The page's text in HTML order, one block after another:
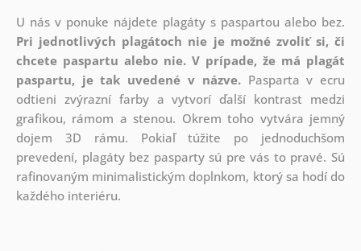
U nás v ponuke nájdete plagáty s paspartou alebo bez.
Pri jednotlivých plagátoch nie je možné zvoliť si, či
chcete paspartu alebo nie. V prípade, že má plagát
paspartu, je tak uvedené v názve.Pasparta v ecru
odtieni zvýrazní farby a vytvorí ďalší kontrast medzi
grafikou, rámom a stenou. Okrem toho vytvára jemný
dojem 3D rámu. Pokiaľ túžite po jednoduchšom
prevedení, plagáty bez pasparty sú pre vás to pravé. Sú
rafinovaným minimalistickým doplnkom, ktorý sa hodí do
každého interiéru.